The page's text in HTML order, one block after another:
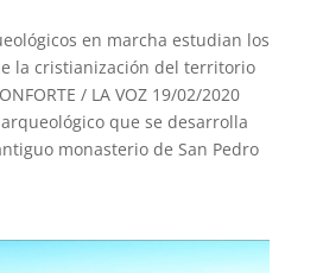
en marcha estudian los
la cristianización del territorio
/ LA VOZ 19/02/2020
que se desarrolla
monasterio de San Pedro